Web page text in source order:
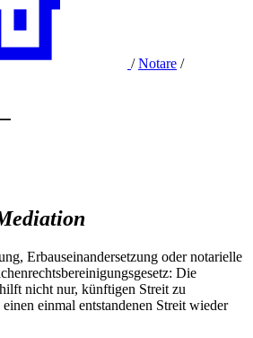
/ Notare /
Erbauseinandersetzung oder notarielle
Die
nicht nur, künftigen Streit zu
einmal entstandenen Streit wieder